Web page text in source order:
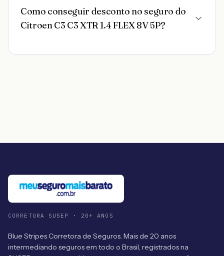
Como conseguir desconto no seguro do
Citroen C3 C3 XTR 1.4 FLEX 8V 5P?
CORRETORA SUSEP · 20+ ANOS
Blue Stripes Corretora de Seguros. Mais de 20 anos
intermediando seguros em todo o Brasil, registrados na